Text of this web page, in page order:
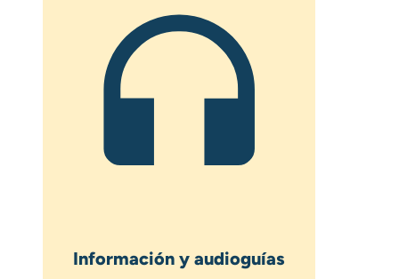
Información y audioguías